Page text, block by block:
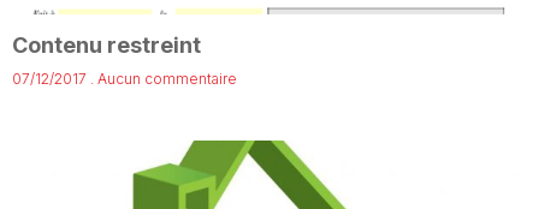
Contenu restreint
07/12/2017 Aucun commentaire